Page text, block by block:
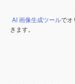
AI 画像生成ツールでオ
きます。